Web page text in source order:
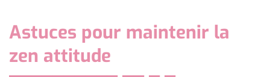
Astuces pour maintenir la
zen attitude